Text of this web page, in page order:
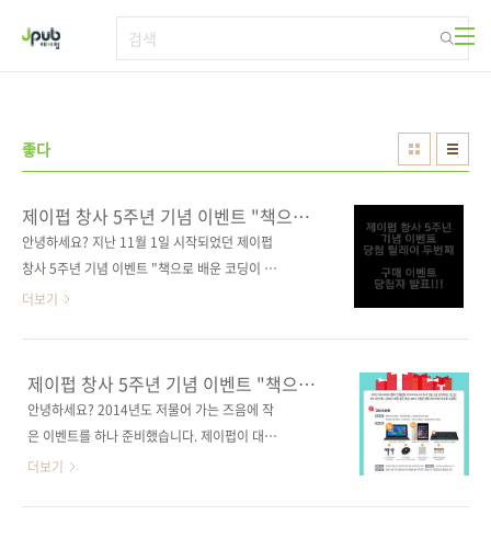
좋다
제이펍 창사 5주년 기념 이벤트 "책으로
배운 코딩이 때깔도 좋다" 당첨자 발표
안녕하세요? 지난 11월 1일 시작되었던 제이펍
창사 5주년 기념 이벤트 "책으로 배운 코딩이 때
깔도 좋다"가 마감되었습니다. 그리고 바로 오늘
때문에 중복하여 지원하신 분께 더 많은 당첨 기
회를 드릴 수 있도록 1등부터 추첨하게 되었습니
다. 또한, 중복 지원은 가능하나 중복 당첨은 없
원의 입회하에 리허설을 제외하고 단 한 번 추첨
하였으며, 아래 동영상은 자막과 배경음악 삽입
더보기
제이펍 창사 5주년 기념 이벤트 "책으로
배운 코딩이 때깔도 좋다"
안녕하세요? 2014년도 저물어 가는 즈음에 작
은 이벤트를 하나 준비했습니다. 제이펍이 대한
민국 개발자들과 함께한 지도 벌써 5년이라는 시
더보기